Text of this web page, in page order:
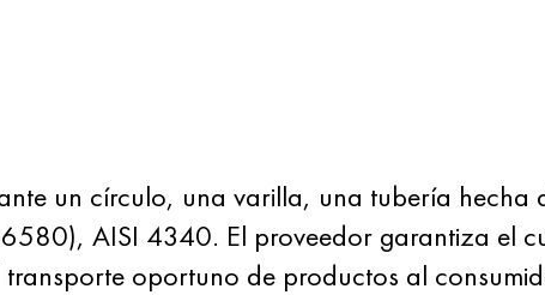
un círculo, una varilla, una tubería hecha
AISI 4340. El proveedor garantiza el
oportuno de productos al